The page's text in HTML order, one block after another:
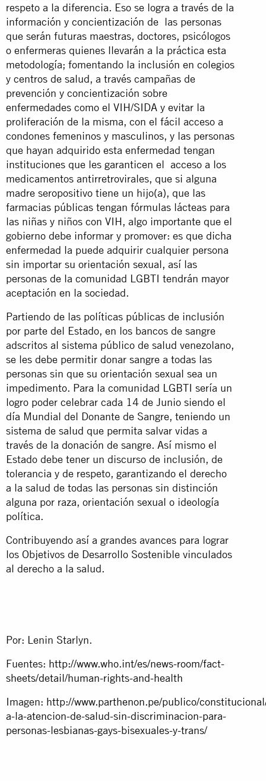
respeto a la diferencia. Eso se logra a través de la
información y concientización de las personas
que serán futuras maestras, doctores, psicólogos
o enfermeras quienes llevarán a la práctica esta
metodología; fomentando la inclusión en colegios
y centros de salud, a través campañas de
prevención y concientización sobre
enfermedades como el VIH/SIDA y evitar la
proliferación de la misma, con el fácil acceso a
condones femeninos y masculinos, y las personas
que hayan adquirido esta enfermedad tengan
instituciones que les garanticen el acceso a los
medicamentos antirretrovirales, que si alguna
madre seropositivo tiene un hijo(a), que las
farmacias públicas tengan fórmulas lácteas para
las niñas y niños con VIH, algo importante que el
gobierno debe informar y promover: es que dicha
enfermedad la puede adquirir cualquier persona
sin importar su orientación sexual, así las
personas de la comunidad LGBTI tendrán mayor
aceptación en la sociedad.
Partiendo de las políticas públicas de inclusión
por parte del Estado, en los bancos de sangre
adscritos al sistema público de salud venezolano,
se les debe permitir donar sangre a todas las
personas sin que su orientación sexual sea un
impedimento. Para la comunidad LGBTI sería un
logro poder celebrar cada 14 de Junio siendo el
día Mundial del Donante de Sangre, teniendo un
sistema de salud que permita salvar vidas a
través de la donación de sangre. Así mismo el
Estado debe tener un discurso de inclusión, de
tolerancia y de respeto, garantizando el derecho
a la salud de todas las personas sin distinción
alguna por raza, orientación sexual o ideología
política.
Contribuyendo así a grandes avances para lograr
los Objetivos de Desarrollo Sostenible vinculados
al derecho a la salud.
Por: Lenin Starlyn.
Fuentes: http://www.who.int/es/news-room/fact-
sheets/detail/human-rights-and-health
Imagen: http://www.parthenon.pe/publico/
a-la-atencion-de-salud-sin-discriminacion-para-
personas-lesbianas-gays-bisexuales-y-trans/